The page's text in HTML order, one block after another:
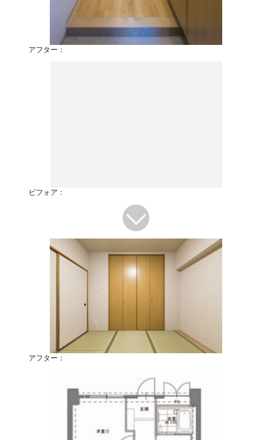
アフター：
ビフォア：
アフター：